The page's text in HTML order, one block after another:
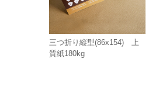
三つ折り縦型(86x154) 上
質紙180kg